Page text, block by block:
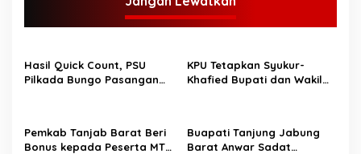
s
i
p
s
Hasil Quick Count, PSU
Pilkada Bungo Pasangan
KPU Tetapkan Syukur-
Khafied Bupati dan Wakil
Pemkab Tanjab Barat Beri
Bonus kepada Peserta MTQ
Buapati Tanjung Jabung
Barat Anwar Sadat